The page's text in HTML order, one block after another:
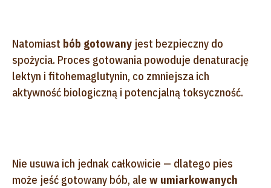
Natomiast bób gotowany jest bezpieczny do
spożycia. Proces gotowania powoduje denaturację
lektyn i fitohemaglutynin, co zmniejsza ich
aktywność biologiczną i potencjalną toksyczność.
Nie usuwa ich jednak całkowicie — dlatego pies
może jeść gotowany bób, ale w umiarkowanych